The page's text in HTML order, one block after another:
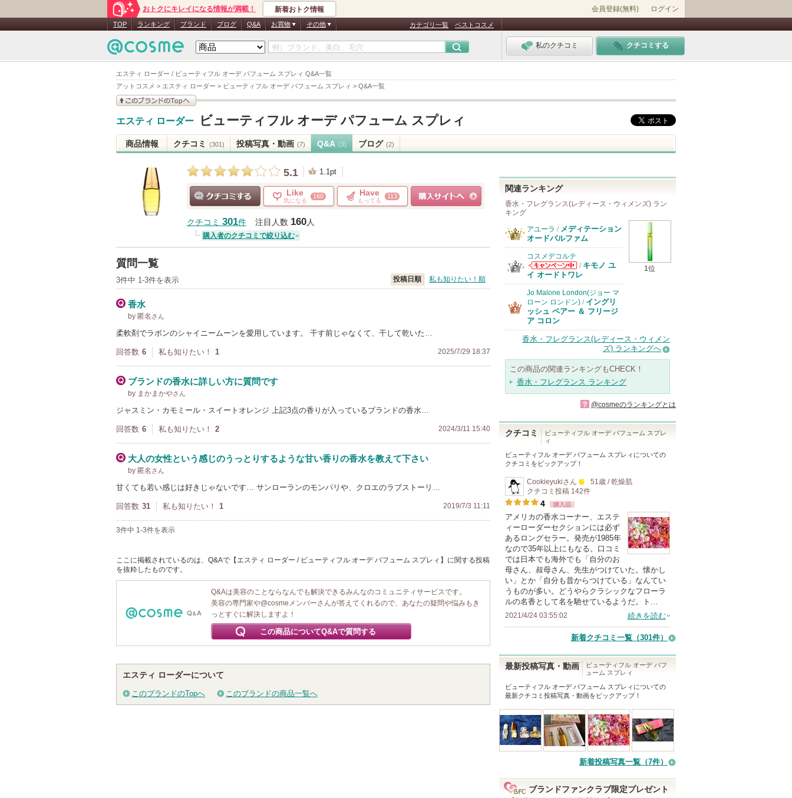
エスティ ローダー / ビューティフル オーデ パフューム スプレィ Q&A一覧
アットコスメ > エスティ ローダー > ビューティフル オーデ パフューム スプレィ > Q&A一覧
おトクにキレイになる情報が満載！ 新着おトク情報 会員登録(無料) ログイン
TOP ランキング ブランド ブログ Q&A お買物 その他 カテゴリ一覧 ベストコスメ
私のクチコミ クチコミする
エスティ ローダー ビューティフル オーデ パフューム スプレィ
商品情報 クチコミ (301) 投稿写真・動画 (7) Q&A (3) ブログ (2)
5.1 1.1pt
Like
気になる
160 Have
もってる
113
クチコミ 301件 注目人数 160人
購入者のクチコミで絞り込む
質問一覧
3件中 1-3件を表示 投稿日順 私も知りたい！順
香水
by 匿名 さん
柔軟剤でラボンのシャイニームーンを愛用しています。 干す前じゃなくて、干して乾いた…
回答数 6 私も知りたい！ 1 2025/7/29 18:37
ブランドの香水に詳しい方に質問です
by まかまかやさん
ジャスミン・カモミール・スイートオレンジ 上記3点の香りが入っているブランドの香水…
回答数 6 私も知りたい！ 2 2024/3/11 15:40
大人の女性という感じのうっとりするような甘い香りの香水を教えて下さい
by 匿名 さん
甘くても若い感じは好きじゃないです… サンローランのモンパリや、クロエのラブストーリ…
回答数 31 私も知りたい！ 1 2019/7/3 11:11
3件中 1-3件を表示
ここに掲載されているのは、Q&Aで【エスティ ローダー / ビューティフル オーデ パフューム スプレィ】に関する投稿
を抜粋したものです。
Q&Aは美容のことならなんでも解決できるみんなのコミュニティサービスです。
美容の専門家や@cosmeメンバーさんが答えてくれるので、あなたの疑問や悩みもき
っとすぐに解決しますよ！
この商品についてQ&Aで質問する
エスティ ローダーについて
このブランドのTopへ このブランドの商品一覧へ
関連ランキング
香水・フレグランス(レディース・ウィメンズ) ラン
キング
1位
アユーラ / メディテーション
オードパルファム
コスメデコルテ
コスメデコルテ
からのお知らせ
があります
/ キモノ ユ
イ オードトワレ
Jo Malone London(ジョー マ
ローン ロンドン) / イングリ
ッシュ ペアー ＆ フリージ
ア コロン
香水・フレグランス(レディース・ウィメン
ズ) ランキングへ
この商品の関連ランキングもCHECK！
香水・フレグランス ランキング
? @cosmeのランキングとは
クチコミ
ビューティフル オーデ パフューム スプレ
ィ
ビューティフル オーデ パフューム スプレィ についての
クチコミをピックアップ！
Cookieyukiさん
100
以
上
の
メ
ン
バ
ー
お
に
入
り
録
さ
れ
て
ま
51歳 / 乾燥肌
クチコミ投稿 142件
4 購入品
アメリカの香水コーナー、エステ
ィーローダーセクションには必ず
あるロングセラー。発売が1985年
なので35年以上にもなる。口コミ
では日本でも海外でも「自分のお
母さん、叔母さん、先生がつけていた。懐かし
い」とか「自分も昔からつけている」なんてい
うものが多い。どうやらクラシックなフローラ
ルの名香として名を馳せているようだ。ト…
2021/4/24 03:55:02 続きを読む
新着クチコミ一覧 （301件）
最新投稿写真・動画
ビューティフル オーデ パフ
ューム スプレィ
ビューティフル オーデ パフューム スプレィ についての
最新クチコミ投稿写真・動画をピックアップ！
新着投稿写真一覧（7件）
ブランドファンクラブ限定プレゼント